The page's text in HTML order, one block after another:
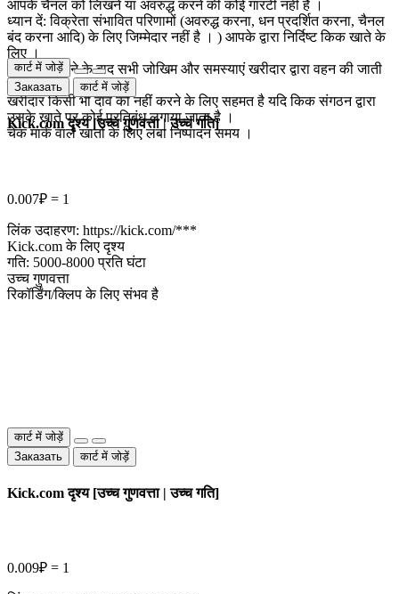
आपके चैनल को लिखने या अवरुद्ध करने की कोई गारंटी नहीं है ।
ध्यान दें: विक्रेता संभावित परिणामों (अवरुद्ध करना, धन प्रदर्शित करना, चैनल
बंद करना आदि) के लिए जिम्मेदार नहीं है । ) आपके द्वारा निर्दिष्ट किक खाते के
लिए ।
आदेश पूरा होने के बाद सभी जोखिम और समस्याएं खरीदार द्वारा वहन की जाती
हैं ।
खरीदार किसी भी दावे को नहीं करने के लिए सहमत है यदि किक संगठन द्वारा
उसके खाते पर कोई प्रतिबंध लगाया जाता है ।
चेक मार्क वाले खातों के लिए लंबा निष्पादन समय ।
कार्ट में जोड़ें
Заказать
कार्ट में जोड़ें
Kick.com दृश्य [उच्च गुणवत्ता | उच्च गति]
0.007₽ = 1
लिंक उदाहरण: https://kick.com/***
Kick.com के लिए दृश्य
गति: 5000-8000 प्रति घंटा
उच्च गुणवत्ता
रिकॉर्डिंग/क्लिप के लिए संभव है
कार्ट में जोड़ें
Заказать
कार्ट में जोड़ें
Kick.com दृश्य [उच्च गुणवत्ता | उच्च गति]
0.009₽ = 1